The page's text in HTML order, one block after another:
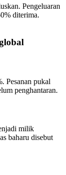
Pengeluaran
diterima.
Pesanan pukal
penghantaran.
milik
baharu disebut